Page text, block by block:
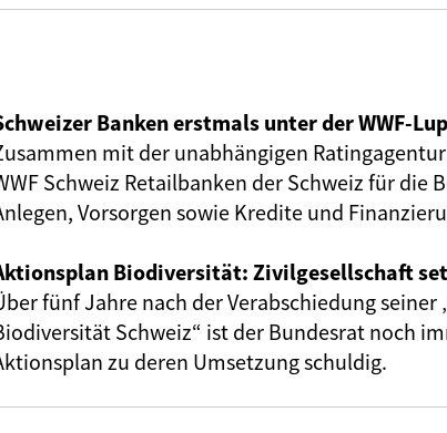
Banken erstmals unter der WWF-
mit der unabhängigen
Schweiz Retailbanken der Schweiz für die
Vorsorgen sowie Kredite und
Biodiversität: Zivilgesellschaft
fünf Jahre nach der Verabschiedung seiner
Schweiz“ ist der Bundesrat noch
zu deren Umsetzung schuldig.